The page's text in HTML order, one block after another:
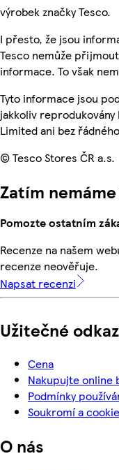
výrobek značky Tesco.
I přesto, že jsou
Tesco nemůže
informace. To však
Tyto informace jsou
jakkoliv
Limited ani bez
© Tesco Stores ČR a.s.
Zatím
Pomozte ostatním
Recenze na našem
recenze neověřuje.
Napsat recenzi
Užitečné
Cena
Nakupujte online
Podmínky
Soukromí a
O nás